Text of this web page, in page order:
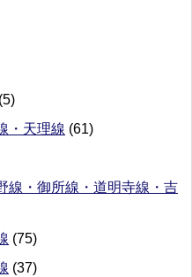
(5)
・天理線 (61)
線・御所線・道明寺線・吉
(75)
(37)